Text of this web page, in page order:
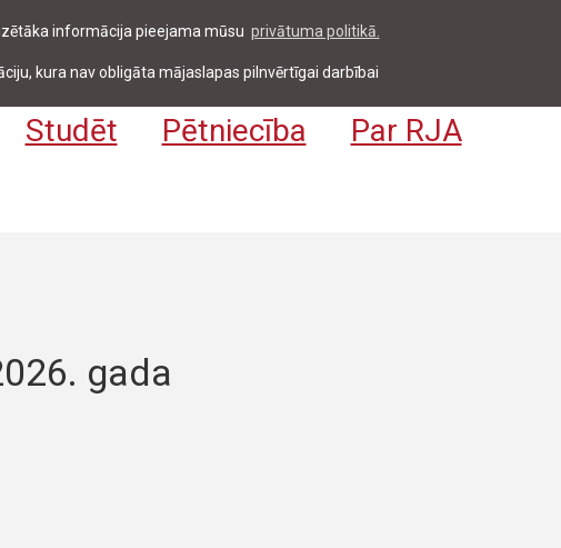
informācija pieejama mūsu privātuma politikā.
kura nav obligāta mājaslapas pilnvērtīgai darbībai
Studentiem & darbiniekiem Pieteikties
Studēt Pētniecība Par RJA
gada